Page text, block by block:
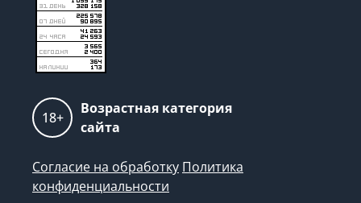
18+
Возрастная категория
сайта
Согласие на обработку Политика
конфиденциальности